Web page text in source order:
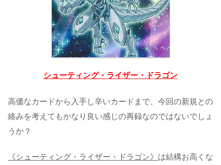
シューティング・ライザー・ドラゴン
高価なカードから入手し辛いカードまで、今回の新規との
絡みを考えてもかなり良い感じの再録なのではないでしょ
うか？
《シューティング・ライザー・ドラゴン》 は結構お高くな